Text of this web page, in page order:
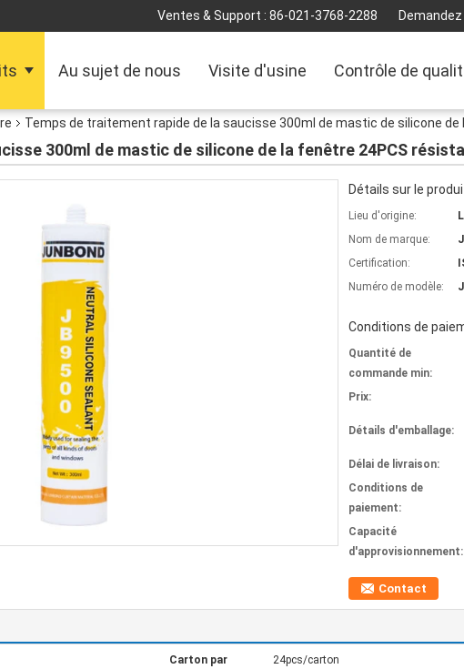
Ventes & Support : 86-021-3768-2288
Au sujet de nous Visite d'usine Contrôle de
Temps de traitement rapide de la saucisse 300ml de mastic de silicone
300ml de mastic de silicone de la fenêtre 24PCS
Détails sur le
Lieu d'origine:
Nom de marque:
Certification:
Numéro de modèle:
Conditions de
Quantité de
commande min:
Prix:
Détails d'emballage:
Délai de livraison:
Conditions de
paiement:
Capacité
d'approvisionnement:
Contact
Carton par
24pcs/carton